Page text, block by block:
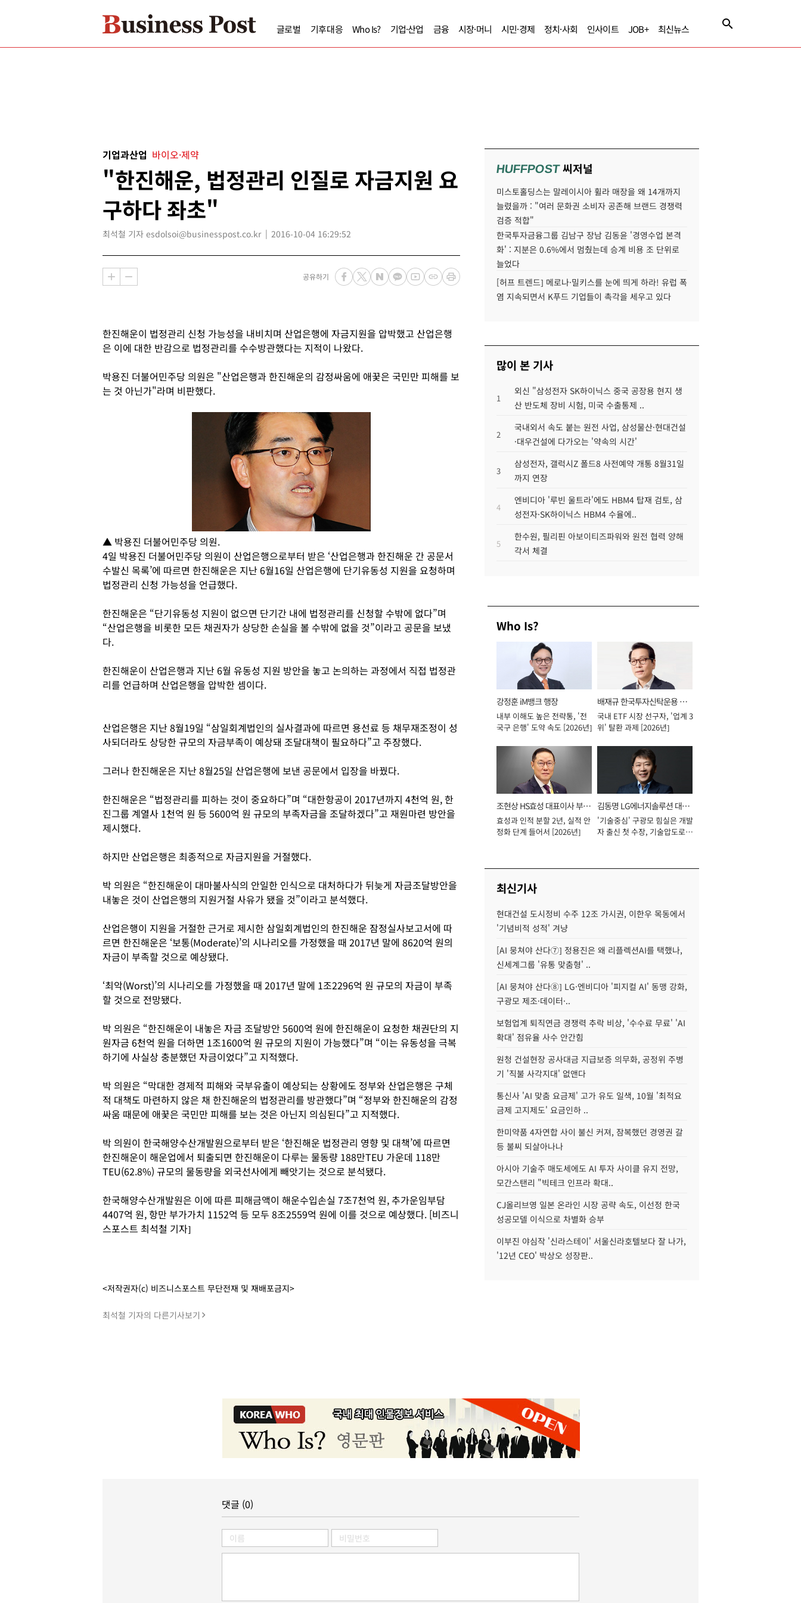
글로벌 기후대응 Who Is? 기업·산업 금융 시장·머니 시민·경제 정치·사회 인사이트 JOB+ 최신뉴스
기업과산업 바이오·제약
"한진해운, 법정관리 인질로 자금지원 요
구하다 좌초"
최석철 기자 esdolsoi@businesspost.co.kr 2016-10-04 16:29:52
공유하기
한진해운이 법정관리 신청 가능성을 내비치며 산업은행에 자금지원을 압박했고 산업은행
은 이에 대한 반감으로 법정관리를 수수방관했다는 지적이 나왔다.
박용진 더불어민주당 의원은 "산업은행과 한진해운의 감정싸움에 애꿎은 국민만 피해를 보
는 것 아닌가"라며 비판했다.
▲ 박용진 더불어민주당 의원.
4일 박용진 더불어민주당 의원이 산업은행으로부터 받은 ‘산업은행과 한진해운 간 공문서
수발신 목록’에 따르면 한진해운은 지난 6월16일 산업은행에 단기유동성 지원을 요청하며
법정관리 신청 가능성을 언급했다.
한진해운은 “단기유동성 지원이 없으면 단기간 내에 법정관리를 신청할 수밖에 없다”며
“산업은행을 비롯한 모든 채권자가 상당한 손실을 볼 수밖에 없을 것”이라고 공문을 보냈
다.
한진해운이 산업은행과 지난 6월 유동성 지원 방안을 놓고 논의하는 과정에서 직접 법정관
리를 언급하며 산업은행을 압박한 셈이다.
산업은행은 지난 8월19일 “삼일회계법인의 실사결과에 따르면 용선료 등 채무재조정이 성
사되더라도 상당한 규모의 자금부족이 예상돼 조달대책이 필요하다”고 주장했다.
그러나 한진해운은 지난 8월25일 산업은행에 보낸 공문에서 입장을 바꿨다.
한진해운은 “법정관리를 피하는 것이 중요하다”며 “대한항공이 2017년까지 4천억 원, 한
진그룹 계열사 1천억 원 등 5600억 원 규모의 부족자금을 조달하겠다”고 재원마련 방안을
제시했다.
하지만 산업은행은 최종적으로 자금지원을 거절했다.
박 의원은 “한진해운이 대마불사식의 안일한 인식으로 대처하다가 뒤늦게 자금조달방안을
내놓은 것이 산업은행의 지원거절 사유가 됐을 것”이라고 분석했다.
산업은행이 지원을 거절한 근거로 제시한 삼일회계법인의 한진해운 잠정실사보고서에 따
르면 한진해운은 ‘보통(Moderate)’의 시나리오를 가정했을 때 2017년 말에 8620억 원의
자금이 부족할 것으로 예상됐다.
‘최악(Worst)’의 시나리오를 가정했을 때 2017년 말에 1조2296억 원 규모의 자금이 부족
할 것으로 전망됐다.
박 의원은 “한진해운이 내놓은 자금 조달방안 5600억 원에 한진해운이 요청한 채권단의 지
원자금 6천억 원을 더하면 1조1600억 원 규모의 지원이 가능했다”며 “이는 유동성을 극복
하기에 사실상 충분했던 자금이었다”고 지적했다.
박 의원은 “막대한 경제적 피해와 국부유출이 예상되는 상황에도 정부와 산업은행은 구체
적 대책도 마련하지 않은 채 한진해운의 법정관리를 방관했다”며 “정부와 한진해운의 감정
싸움 때문에 애꿎은 국민만 피해를 보는 것은 아닌지 의심된다”고 지적했다.
박 의원이 한국해양수산개발원으로부터 받은 ‘한진해운 법정관리 영향 및 대책’에 따르면
한진해운이 해운업에서 퇴출되면 한진해운이 다루는 물동량 188만TEU 가운데 118만
TEU(62.8%) 규모의 물동량을 외국선사에게 빼앗기는 것으로 분석됐다.
한국해양수산개발원은 이에 따른 피해금액이 해운수입손실 7조7천억 원, 추가운임부담
4407억 원, 항만 부가가치 1152억 등 모두 8조2559억 원에 이를 것으로 예상했다. [비즈니
스포스트 최석철 기자]
<저작권자(c) 비즈니스포스트 무단전재 및 재배포금지>
최석철 기자의 다른기사보기
HUFFPOST씨저널
미스토홀딩스는 말레이시아 휠라 매장을 왜 14개까지
늘렸을까 : "여러 문화권 소비자 공존해 브랜드 경쟁력
검증 적합"
한국투자금융그룹 김남구 장남 김동윤 '경영수업 본격
화' : 지분은 0.6%에서 멈췄는데 승계 비용 조 단위로
늘었다
[허프 트렌드] 메로나·밀키스를 눈에 띄게 하라! 유럽 폭
염 지속되면서 K푸드 기업들이 촉각을 세우고 있다
많이 본 기사
1
외신 "삼성전자 SK하이닉스 중국 공장용 현지 생
산 반도체 장비 시험, 미국 수출통제 ..
2
국내외서 속도 붙는 원전 사업, 삼성물산·현대건설
·대우건설에 다가오는 '약속의 시간'
3
삼성전자, 갤럭시Z 폴드8 사전예약 개통 8월31일
까지 연장
4
엔비디아 '루빈 울트라'에도 HBM4 탑재 검토, 삼
성전자·SK하이닉스 HBM4 수율에..
5
한수원, 필리핀 아보이티즈파워와 원전 협력 양해
각서 체결
Who Is?
강정훈 iM뱅크 행장
내부 이해도 높은 전략통, '전
국구 은행' 도약 속도 [2026년]
배재규 한국투자신탁운용 대
표이사 사장
국내 ETF 시장 선구자, '업계 3
위' 탈환 과제 [2026년]
조현상 HS효성 대표이사 부회
장
효성과 인적 분할 2년, 실적 안
정화 단계 들어서 [2026년]
김동명 LG에너지솔루션 대표
이사 사장
'기술중심' 구광모 힘실은 개발
자 출신 첫 수장, 기술압도로
최신기사
현대건설 도시정비 수주 12조 가시권, 이한우 목동에서
'기념비적 성적' 겨냥
[AI 뭉쳐야 산다⑦] 정용진은 왜 리플렉션AI를 택했나,
신세계그룹 '유통 맞춤형' ..
[AI 뭉쳐야 산다⑧] LG·엔비디아 '피지컬 AI' 동맹 강화,
구광모 제조·데이터·..
보험업계 퇴직연금 경쟁력 추락 비상, '수수료 무료' 'AI
확대' 점유율 사수 안간힘
원청 건설현장 공사대금 지급보증 의무화, 공정위 주병
기 '직불 사각지대' 없앤다
통신사 'AI 맞춤 요금제' 고가 유도 일색, 10월 '최적요
금제 고지제도' 요금인하 ..
한미약품 4자연합 사이 불신 커져, 잠복했던 경영권 갈
등 불씨 되살아나나
아시아 기술주 매도세에도 AI 투자 사이클 유지 전망,
모간스탠리 "빅테크 인프라 확대..
CJ올리브영 일본 온라인 시장 공략 속도, 이선정 한국
성공모델 이식으로 차별화 승부
이부진 야심작 '신라스테이' 서울신라호텔보다 잘 나가,
'12년 CEO' 박상오 성장판..
댓글 (0)